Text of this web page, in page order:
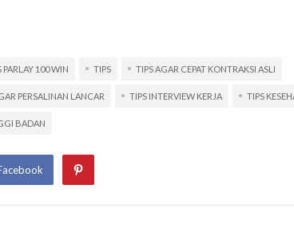
PARLAY 100 WIN TIPS TIPS AGAR CEPAT KONTRAKSI ASLI
PERSALINAN LANCAR TIPS INTERVIEW KERJA TIPS
BADAN